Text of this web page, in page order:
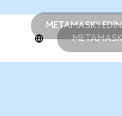
METAMASK'I
METAMASK'I